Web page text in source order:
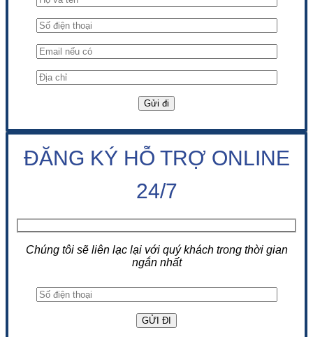
ĐĂNG KÝ HỖ TRỢ ONLINE
24/7
Chúng tôi sẽ liên lạc lại với quý khách trong thời gian
ngắn nhất